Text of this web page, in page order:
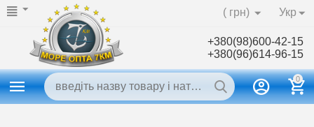
Укр
( грн)
+380(98)600-42-15
+380(96)614-96-15
0